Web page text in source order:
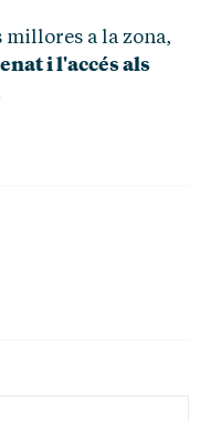
millores a la zona,
i l'accés als